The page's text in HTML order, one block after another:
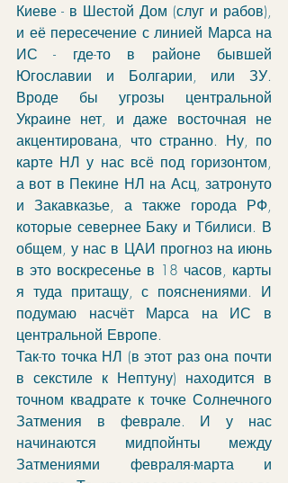
Киеве - в Шестой Дом (слуг и рабов),
и её пересечение с линией Марса на
ИС - где-то в районе бывшей
Югославии и Болгарии, или ЗУ.
Вроде бы угрозы центральной
Украине нет, и даже восточная не
акцентирована, что странно. Ну, по
карте НЛ у нас всё под горизонтом,
а вот в Пекине НЛ на Асц, затронуто
и Закавказье, а также города РФ,
которые севернее Баку и Тбилиси. В
общем, у нас в ЦАИ прогноз на июнь
в это воскресенье в 18 часов, карты
я туда притащу, с пояснениями. И
подумаю насчёт Марса на ИС в
центральной Европе.
Так-то точка НЛ (в этот раз она почти
в секстиле к Нептуну) находится в
точном квадрате к точке Солнечного
Затмения в феврале. И у нас
начинаются мидпойнты между
Затмениями февраля-марта и